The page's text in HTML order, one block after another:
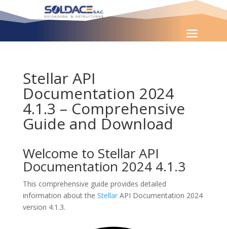
Stellar API
Documentation 2024
4.1.3 – Comprehensive
Guide and Download
Welcome to Stellar API
Documentation 2024 4.1.3
This comprehensive guide provides detailed
information about the StellarAPI Documentation 2024
version 4.1.3.